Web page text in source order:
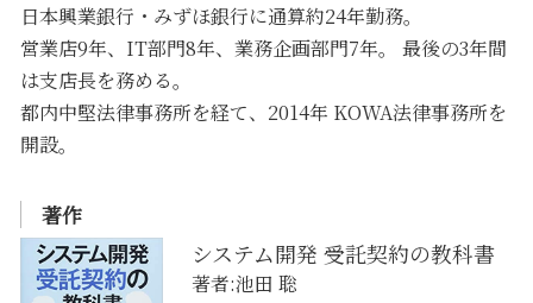
日本興業銀行・みずほ銀行に通算約24年勤務。
営業店9年、IT部門8年、業務企画部門7年。 最後の3年間
は支店長を務める。
都内中堅法律事務所を経て、2014年 KOWA法律事務所を
開設。
著作
システム開発 受託契約の教科書
著者:池田 聡